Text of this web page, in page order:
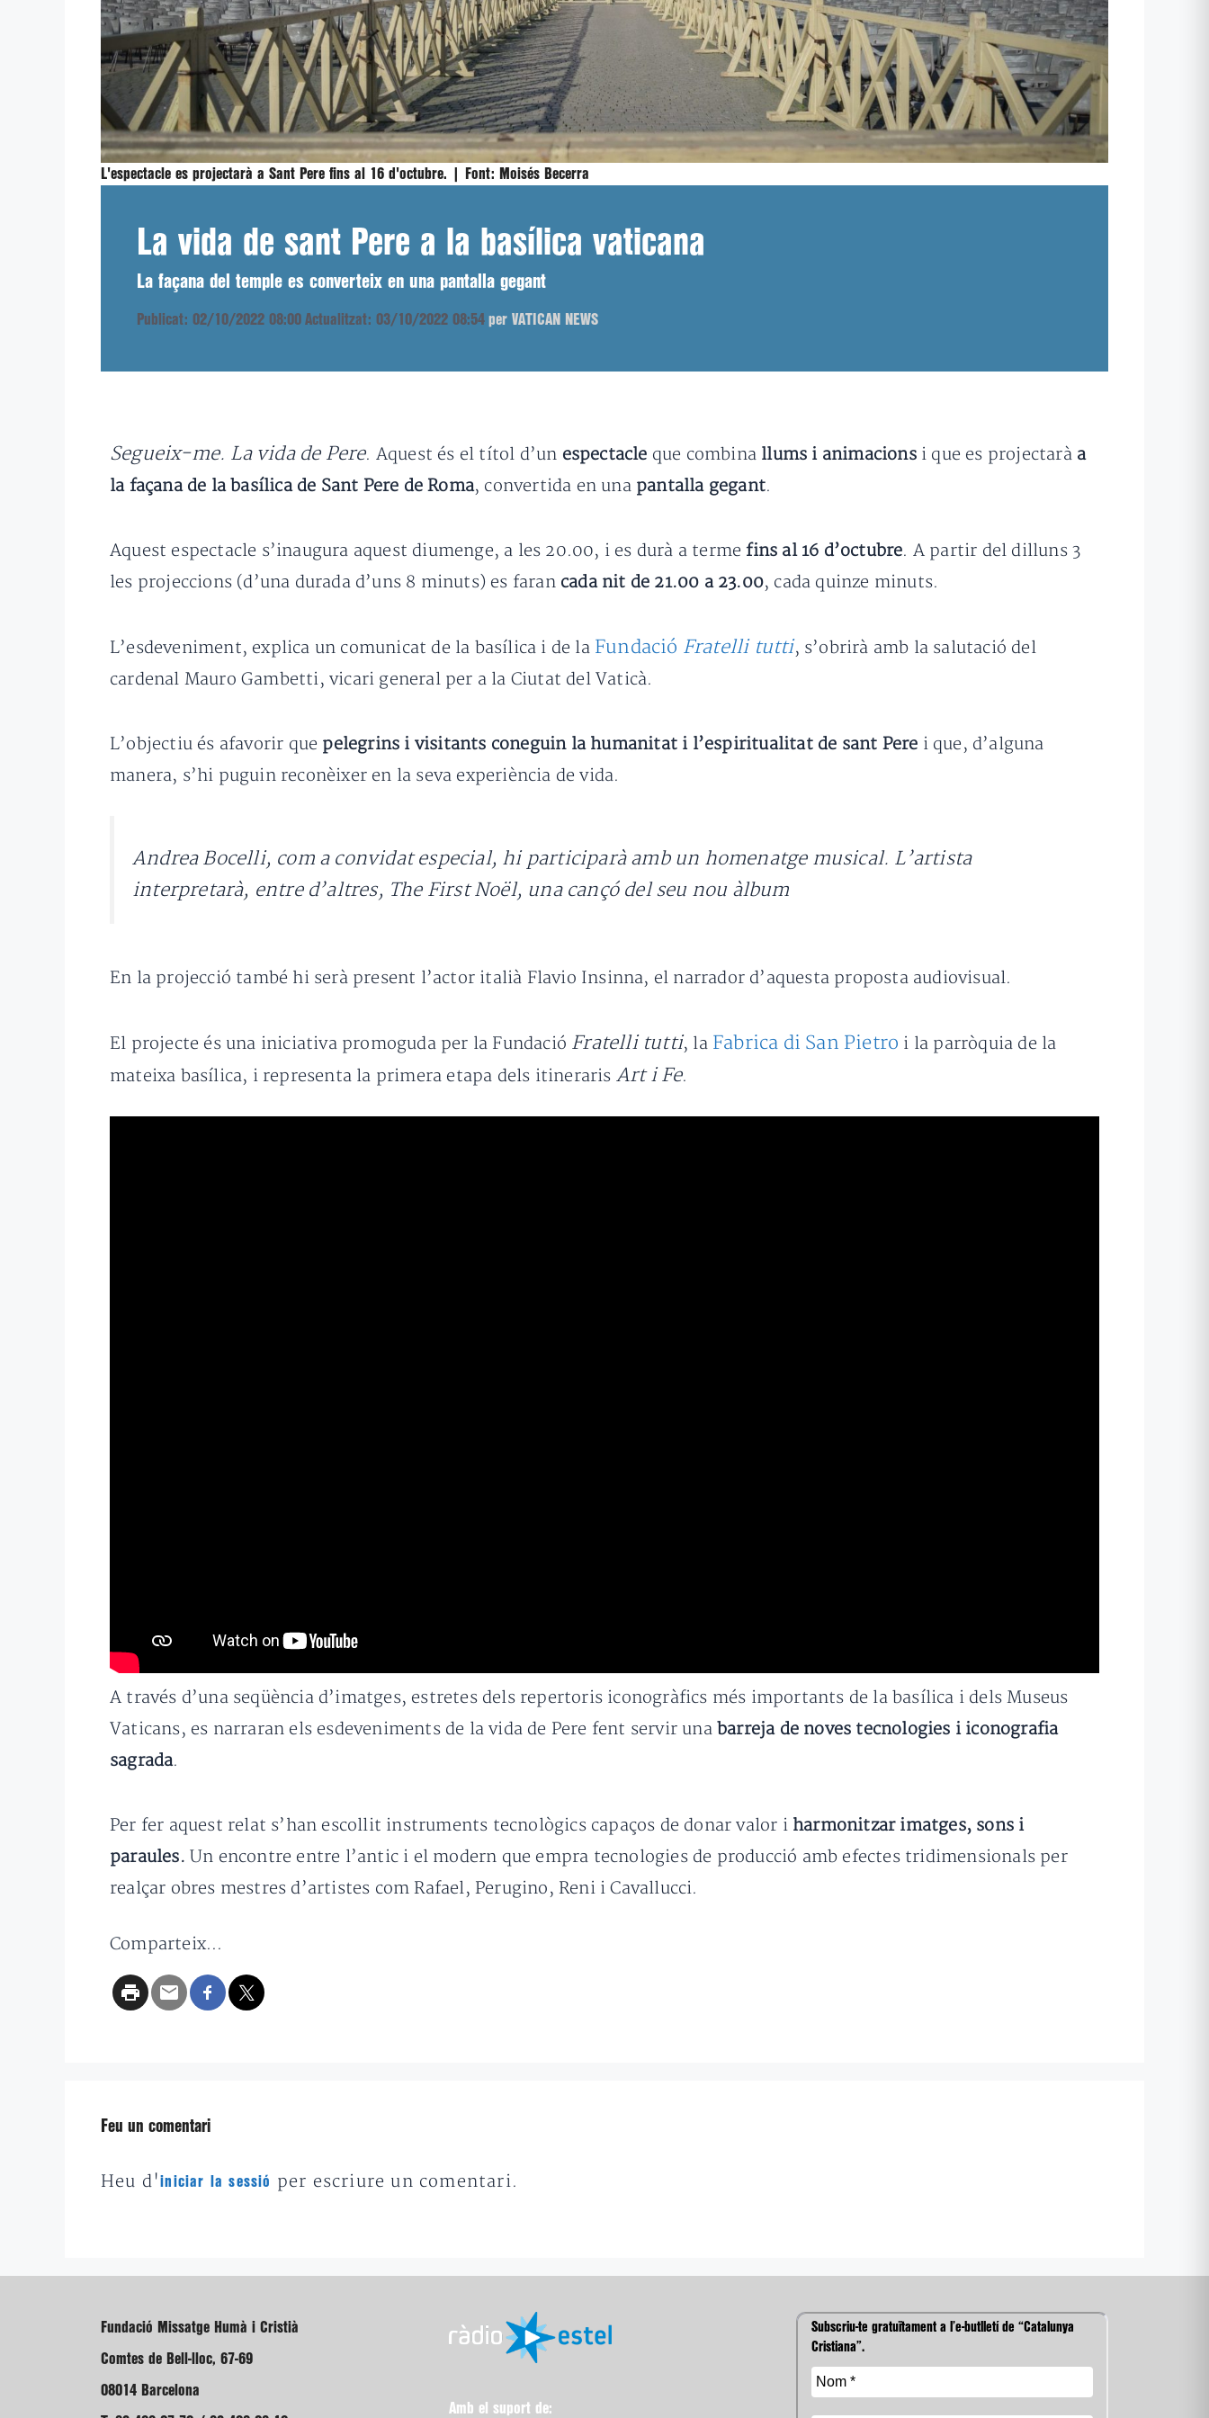
L'espectacle es projectarà a Sant Pere fins al 16 d'octubre. | Font: Moisés Becerra
La vida de sant Pere a la basílica vaticana
La façana del temple es converteix en una pantalla gegant
Publicat: 02/10/2022 08:00 Actualitzat: 03/10/2022 08:54 per VATICAN NEWS
Segueix-me. La vida de Pere. Aquest és el títol d’un espectacle que combina llums i animacionsi que es projectarà a
la façana de la basílica de Sant Pere de Roma, convertida en una pantalla gegant.
Aquest espectacle s’inaugura aquest diumenge, a les 20.00, i es durà a termefins al 16 d’octubre. A partir del dilluns 3
les projeccions (d’una durada d’uns 8 minuts) es faran cada nit de 21.00 a 23.00, cada quinze minuts.
L’esdeveniment, explica un comunicat de la basílica i de la Fundació Fratelli tutti, s’obrirà amb la salutació del
cardenal Mauro Gambetti, vicari general per a la Ciutat del Vaticà.
L’objectiu és afavorir que pelegrins i visitants coneguin la humanitat i l’espiritualitat de sant Pere i que, d’alguna
manera, s’hi puguin reconèixer en la seva experiència de vida.
Andrea Bocelli, com a convidat especial, hi participarà amb un homenatge musical. L’artista
interpretarà, entre d’altres, The First Noël, una cançó del seu nou àlbum
En la projecció també hi serà present l’actor italià Flavio Insinna, el narrador d’aquesta proposta audiovisual.
El projecte és una iniciativa promoguda per la Fundació Fratelli tutti, la Fabrica di San Pietro i la parròquia de la
mateixa basílica, i representa la primera etapa dels itineraris Art i Fe.
A través d’una seqüència d’imatges, estretes dels repertoris iconogràfics més importants de la basílica i dels Museus
Vaticans, es narraran els esdeveniments de la vida de Pere fent servir unabarreja de noves tecnologies i iconografia
sagrada.
Per fer aquest relat s’han escollit instruments tecnològics capaços de donar valor i harmonitzar imatges, sons i
paraules. Un encontre entre l’antic i el modern que empra tecnologies de producció amb efectes tridimensionals per
realçar obres mestres d’artistes com Rafael, Perugino, Reni i Cavallucci.
Comparteix...
Feu un comentari
Heu d'iniciar la sessió per escriure un comentari.
Fundació Missatge Humà i Cristià
Comtes de Bell-lloc, 67-69
08014 Barcelona
Amb el suport de:
Subscriu-te gratuïtament a l’e-butlletí de “Catalunya
Cristiana”.